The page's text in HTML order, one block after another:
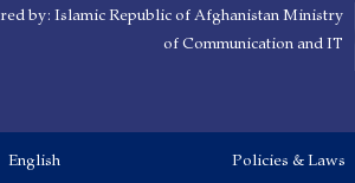
by: Islamic Republic of Afghanistan Ministry
of Communication and IT
Policies & Laws
English